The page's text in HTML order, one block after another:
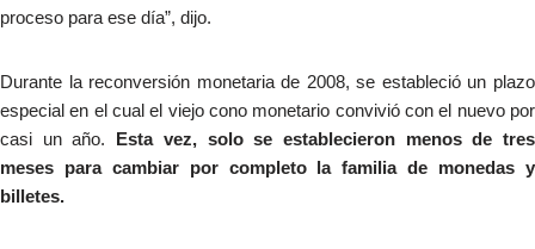
proceso para ese día”, dijo.
Durante la reconversión monetaria de 2008, se estableció un plazo
especial en el cual el viejo cono monetario convivió con el nuevo por
casi un año. Esta vez, solo se establecieron menos de tres
meses para cambiar por completo la familia de monedas y
billetes.